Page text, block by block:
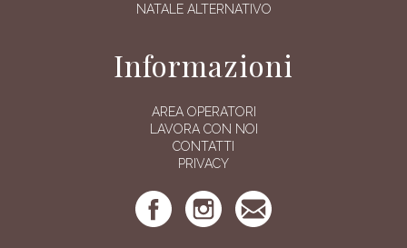
NATALE ALTERNATIVO
Informazioni
AREA OPERATORI
LAVORA CON NOI
CONTATTI
PRIVACY